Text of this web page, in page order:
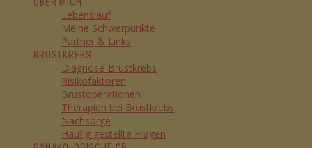
Lebenslauf
Meine Schwerpunkte
Partner & Links
BRUSTKREBS
Diagnose-Brustkrebs
Risikofaktoren
Brustoperationen
Therapien bei Brustkrebs
Nachsorge
Häufig gestellte Fragen